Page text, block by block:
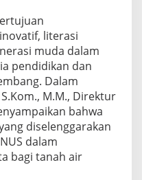
literasi
muda dalam
pendidikan dan
Dalam
M.M., Direktur
bahwa
diselenggarakan
dalam
bagi tanah air